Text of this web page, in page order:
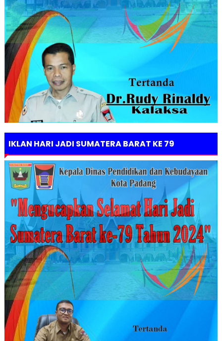
IKLAN HARI JADI SUMATERA BARAT KE 79